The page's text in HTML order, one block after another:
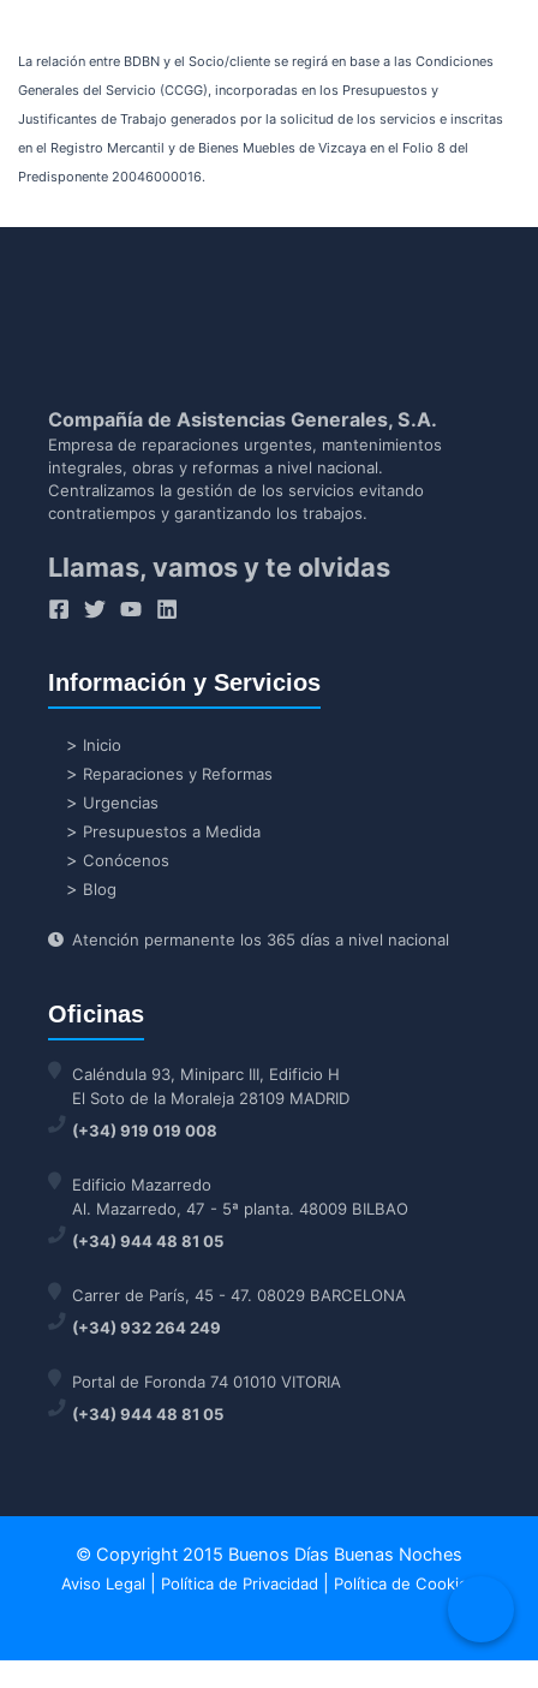
La relación entre BDBN y el Socio/cliente se regirá en base a las Condiciones
Generales del Servicio (CCGG), incorporadas en los Presupuestos y
Justificantes de Trabajo generados por la solicitud de los servicios e inscritas
en el Registro Mercantil y de Bienes Muebles de Vizcaya en el Folio 8 del
Predisponente 20046000016.
Compañía de Asistencias Generales, S.A.
Empresa de reparaciones urgentes, mantenimientos
integrales, obras y reformas a nivel nacional.
Centralizamos la gestión de los servicios evitando
contratiempos y garantizando los trabajos.
Llamas, vamos y te olvidas
Información y Servicios
Inicio
Reparaciones y Reformas
Urgencias
Presupuestos a Medida
Conócenos
Blog
Atención permanente los 365 días a nivel nacional
Oficinas
Caléndula 93, Miniparc III, Edificio H
El Soto de la Moraleja 28109 MADRID
(+34) 919 019 008
Edificio Mazarredo
Al. Mazarredo, 47 - 5ª planta. 48009 BILBAO
(+34) 944 48 81 05
Carrer de París, 45 - 47. 08029 BARCELONA
(+34) 932 264 249
Portal de Foronda 74 01010 VITORIA
(+34) 944 48 81 05
© Copyright 2015 Buenos Días Buenas Noches
Aviso Legal Política de Privacidad Política de Cookies